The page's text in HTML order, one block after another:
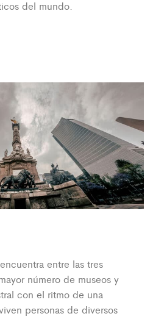
del mundo.
entre las tres
número de museos y
con el ritmo de una
personas de diversos